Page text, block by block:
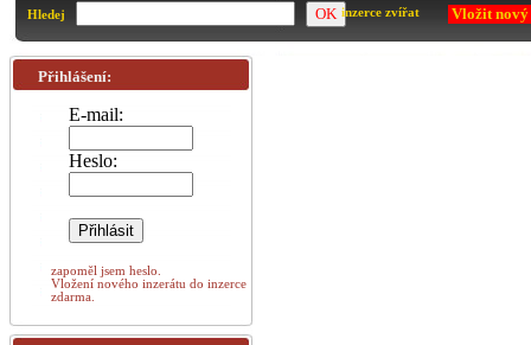
Hledej inzerce zvířat Vložit
Přihlášení:
E-mail:
Heslo:
zapoměl jsem heslo.
Vložení nového inzerátu do inzerce
zdarma.